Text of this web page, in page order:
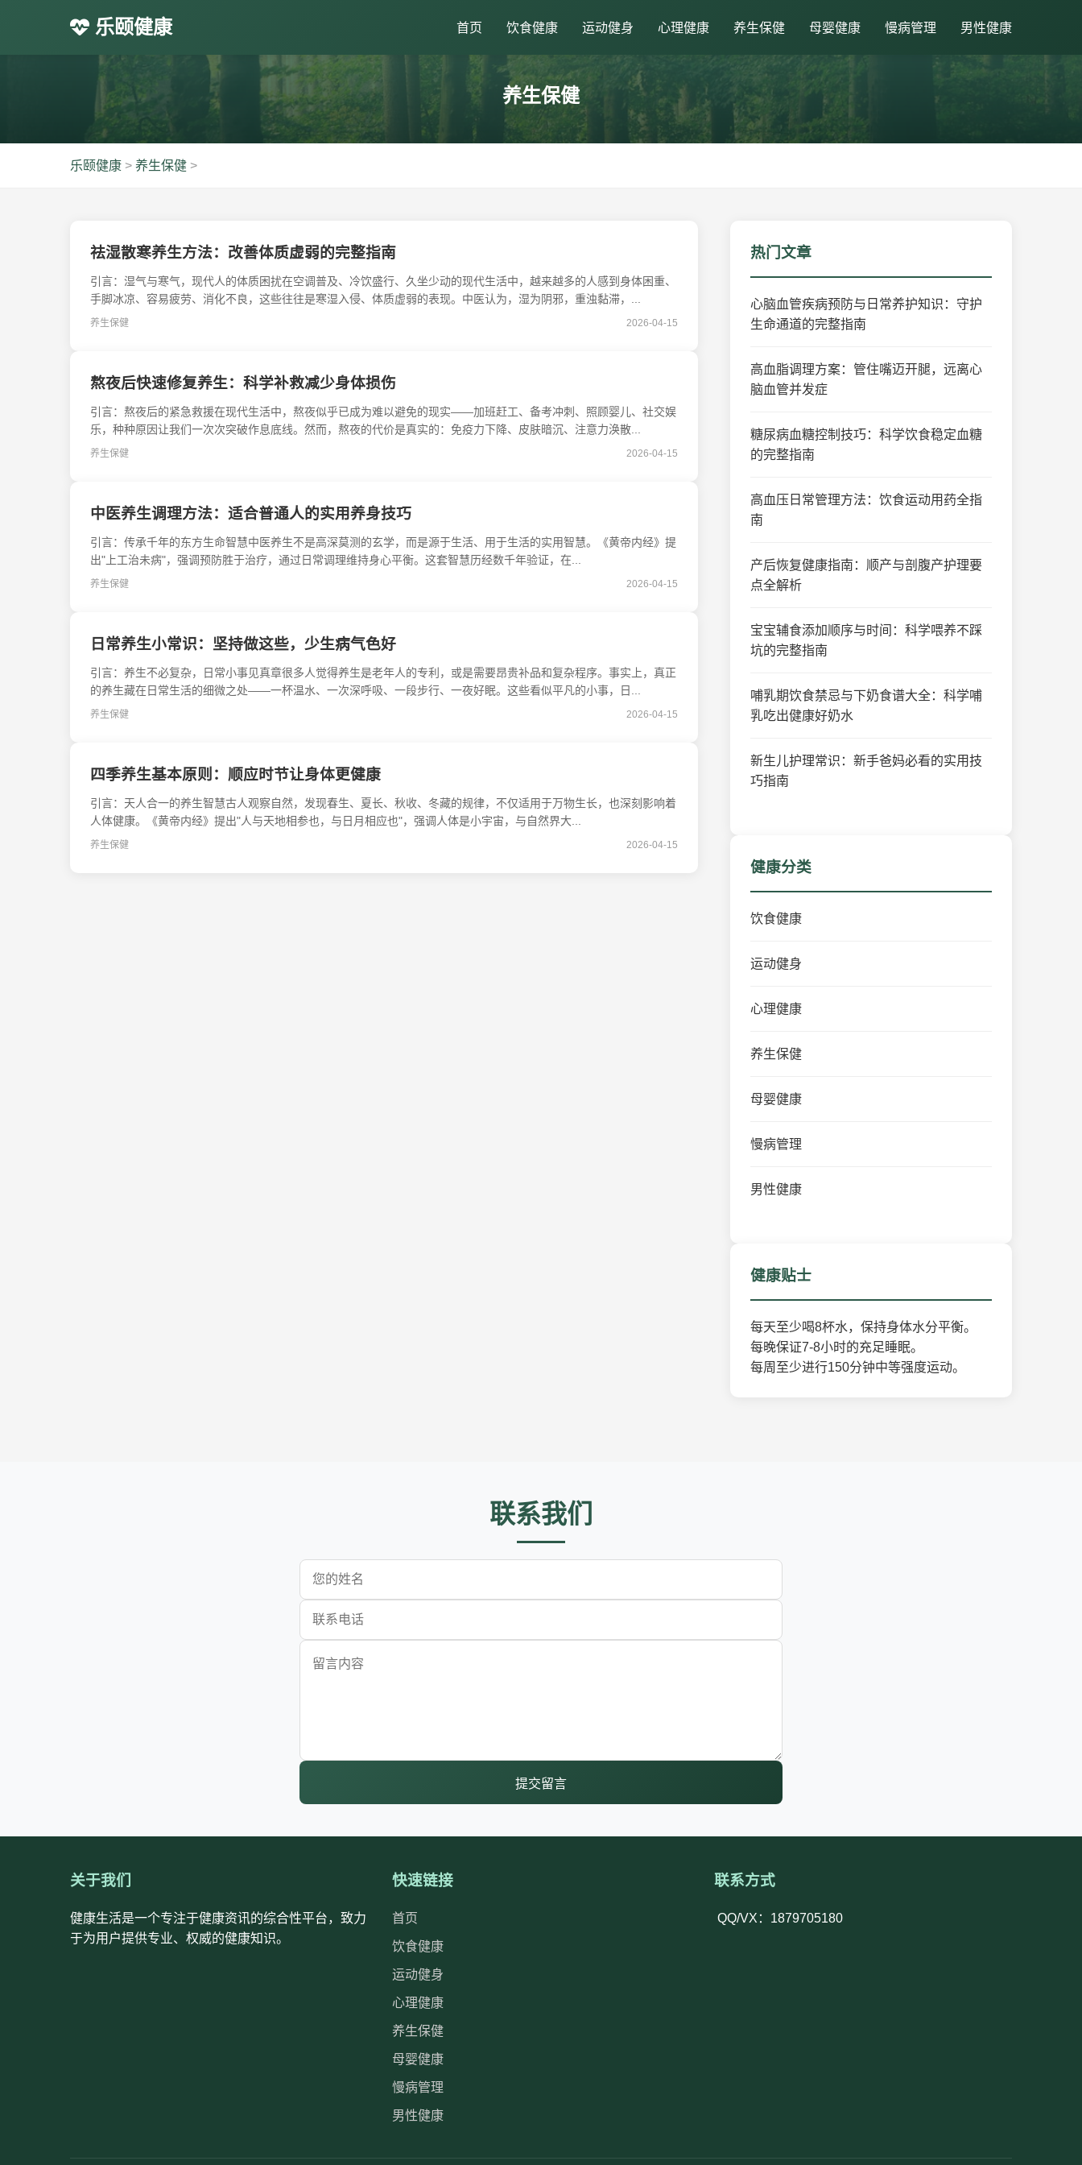
乐颐健康 首页 饮食健康 运动健身 心理健康 养生保健 母婴健康 慢病管理 男性健康
养生保健
乐颐健康 > 养生保健 >
祛湿散寒养生方法：改善体质虚弱的完整指南
引言：湿气与寒气，现代人的体质困扰在空调普及、冷饮盛行、久坐少动的现代生活中，越来越多的人感到身体困重、
手脚冰凉、容易疲劳、消化不良，这些往往是寒湿入侵、体质虚弱的表现。中医认为，湿为阴邪，重浊黏滞，...
养生保健 2026-04-15
熬夜后快速修复养生：科学补救减少身体损伤
引言：熬夜后的紧急救援在现代生活中，熬夜似乎已成为难以避免的现实——加班赶工、备考冲刺、照顾婴儿、社交娱
乐，种种原因让我们一次次突破作息底线。然而，熬夜的代价是真实的：免疫力下降、皮肤暗沉、注意力涣散...
养生保健 2026-04-15
中医养生调理方法：适合普通人的实用养身技巧
引言：传承千年的东方生命智慧中医养生不是高深莫测的玄学，而是源于生活、用于生活的实用智慧。《黄帝内经》提
出"上工治未病"，强调预防胜于治疗，通过日常调理维持身心平衡。这套智慧历经数千年验证，在...
养生保健 2026-04-15
日常养生小常识：坚持做这些，少生病气色好
引言：养生不必复杂，日常小事见真章很多人觉得养生是老年人的专利，或是需要昂贵补品和复杂程序。事实上，真正
的养生藏在日常生活的细微之处——一杯温水、一次深呼吸、一段步行、一夜好眠。这些看似平凡的小事，日...
养生保健 2026-04-15
四季养生基本原则：顺应时节让身体更健康
引言：天人合一的养生智慧古人观察自然，发现春生、夏长、秋收、冬藏的规律，不仅适用于万物生长，也深刻影响着
人体健康。《黄帝内经》提出"人与天地相参也，与日月相应也"，强调人体是小宇宙，与自然界大...
养生保健 2026-04-15
热门文章
心脑血管疾病预防与日常养护知识：守护
生命通道的完整指南
高血脂调理方案：管住嘴迈开腿，远离心
脑血管并发症
糖尿病血糖控制技巧：科学饮食稳定血糖
的完整指南
高血压日常管理方法：饮食运动用药全指
南
产后恢复健康指南：顺产与剖腹产护理要
点全解析
宝宝辅食添加顺序与时间：科学喂养不踩
坑的完整指南
哺乳期饮食禁忌与下奶食谱大全：科学哺
乳吃出健康好奶水
新生儿护理常识：新手爸妈必看的实用技
巧指南
健康分类
饮食健康
运动健身
心理健康
养生保健
母婴健康
慢病管理
男性健康
健康贴士
每天至少喝8杯水，保持身体水分平衡。
每晚保证7-8小时的充足睡眠。
每周至少进行150分钟中等强度运动。
联系我们
提交留言
关于我们
健康生活是一个专注于健康资讯的综合性平台，致力
于为用户提供专业、权威的健康知识。
快速链接
首页
饮食健康
运动健身
心理健康
养生保健
母婴健康
慢病管理
男性健康
联系方式
QQ/VX：1879705180